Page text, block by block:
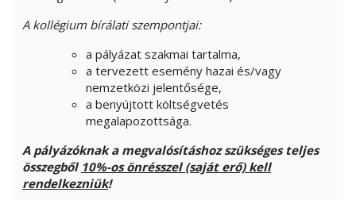
A kollégium bírálati szempontjai:
a pályázat szakmai tartalma,
a tervezett esemény hazai és/vagy
nemzetközi jelentősége,
a benyújtott költségvetés
megalapozottsága.
A pályázóknak a megvalósításhoz szükséges teljes
összegből 10%-os önrésszel (saját erő) kell
rendelkezniük!